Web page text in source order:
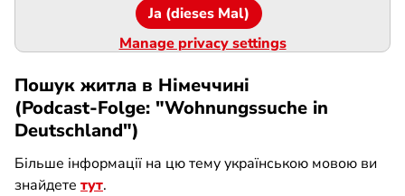
Ja (dieses Mal)
Manage privacy settings
Пошук житла в Німеччині
(Podcast-Folge: "Wohnungssuche in
Deutschland")
Більше інформації на цю тему українською мовою ви
знайдете тут.